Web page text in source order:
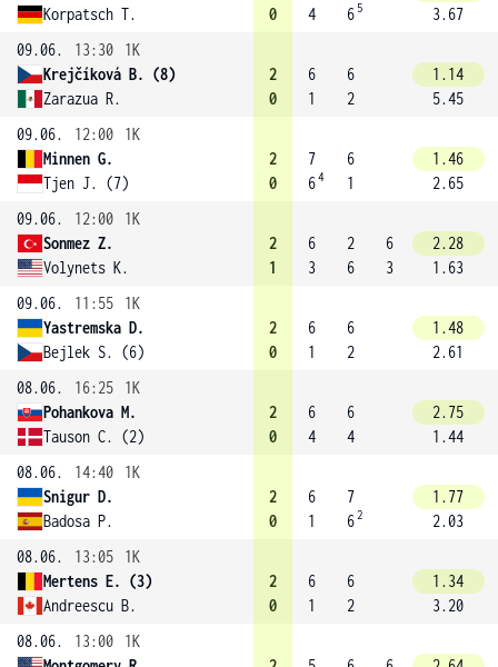
Korpatsch T.
0
4
6 5
3.67
09.06.
13:30
1K
Krejčíková B. (8)
Zarazua R.
2
0
6
1
6
2
1.14
5.45
09.06.
12:00
1K
Minnen G.
Tjen J. (7)
2
0
7
64
6
1
1.46
2.65
09.06.
12:00
1K
Sonmez Z.
Volynets K.
2
1
6
3
2
6
6
3
2.28
1.63
09.06.
11:55
1K
Yastremska D.
Bejlek S. (6)
2
0
6
1
6
2
1.48
2.61
08.06.
16:25
1K
Pohankova M.
Tauson C. (2)
2
0
6
4
6
4
2.75
1.44
08.06.
14:40
1K
Snigur D.
Badosa P.
2
0
6
1
7
62
1.77
2.03
08.06.
13:05
1K
Mertens E. (3)
Andreescu B.
2
0
6
1
6
2
1.34
3.20
08.06.
13:00
1K